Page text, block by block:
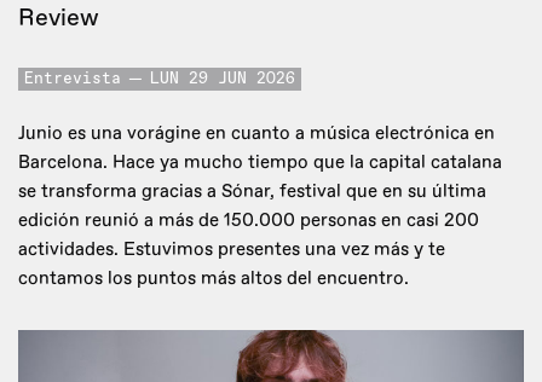
Review
Entrevista LUN 29 JUN 2026
Junio es una vorágine en cuanto a música electrónica en
Barcelona. Hace ya mucho tiempo que la capital catalana
se transforma gracias a Sónar, festival que en su última
edición reunió a más de 150.000 personas en casi 200
actividades. Estuvimos presentes una vez más y te
contamos los puntos más altos del encuentro.